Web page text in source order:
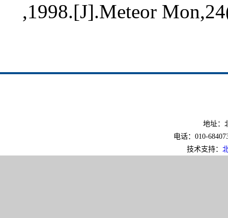
,1998.[J].Meteor
地址：
电话：010-
技术支持：